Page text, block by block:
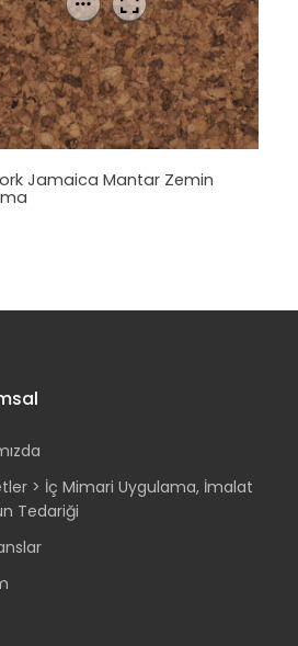
Jamaica Mantar Zemin
> İç Mimari Uygulama, İmalat
Tedariği